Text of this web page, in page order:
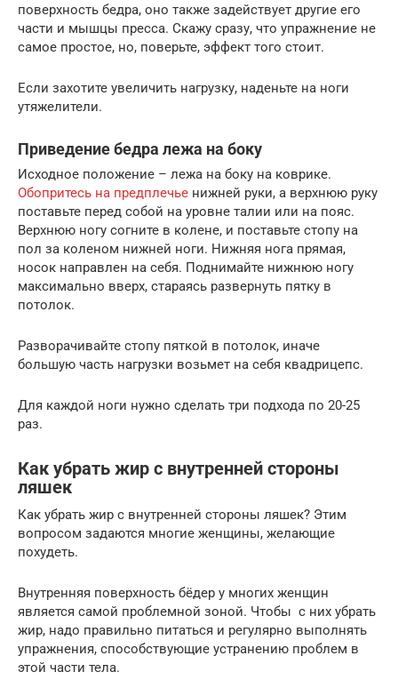
поверхность бедра, оно также задействует другие его
части и мышцы пресса. Скажу сразу, что упражнение не
самое простое, но, поверьте, эффект того стоит.
Если захотите увеличить нагрузку, наденьте на ноги
утяжелители.
Приведение бедра лежа на боку
Исходное положение – лежа на боку на коврике.
Обопритесь на предплечье нижней руки, а верхнюю руку
поставьте перед собой на уровне талии или на пояс.
Верхнюю ногу согните в колене, и поставьте стопу на
пол за коленом нижней ноги. Нижняя нога прямая,
носок направлен на себя. Поднимайте нижнюю ногу
максимально вверх, стараясь развернуть пятку в
потолок.
Разворачивайте стопу пяткой в потолок, иначе
большую часть нагрузки возьмет на себя квадрицепс.
Для каждой ноги нужно сделать три подхода по 20-25
раз.
Как убрать жир с внутренней стороны
ляшек
Как убрать жир с внутренней стороны ляшек? Этим
вопросом задаются многие женщины, желающие
похудеть.
Внутренняя поверхность бёдер у многих женщин
является самой проблемной зоной. Чтобы с них убрать
жир, надо правильно питаться и регулярно выполнять
упражнения, способствующие устранению проблем в
этой части тела.